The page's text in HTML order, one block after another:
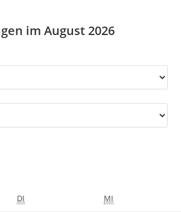
im August 2026
DI MI